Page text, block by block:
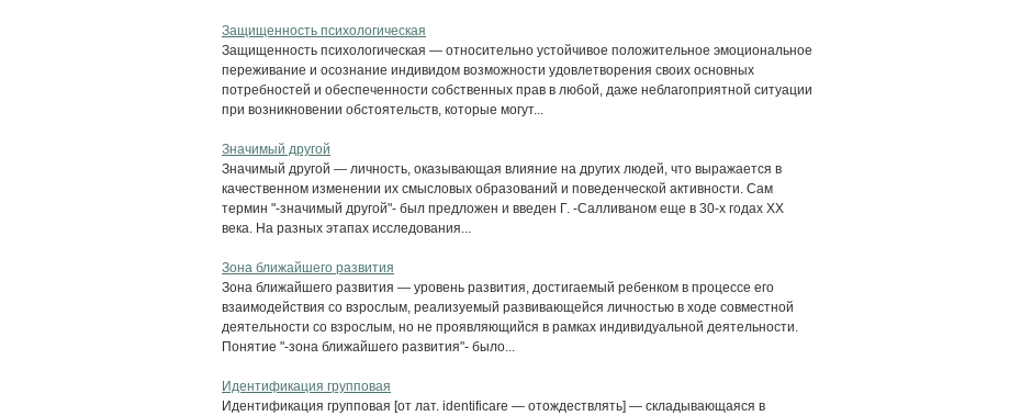
Защищенность психологическая
Защищенность психологическая — относительно устойчивое положительное эмоциональное
переживание и осознание индивидом возможности удовлетворения своих основных
потребностей и обеспеченности собственных прав в любой, даже неблагоприятной ситуации
при возникновении обстоятельств, которые могут...
Значимый другой
Значимый другой — личность, оказывающая влияние на других людей, что выражается в
качественном изменении их смысловых образований и поведенческой активности. Сам
термин "-значимый другой"- был предложен и введен Г. -Салливаном еще в 30-х годах XX
века. На разных этапах исследования...
Зона ближайшего развития
Зона ближайшего развития — уровень развития, достигаемый ребенком в процессе его
взаимодействия со взрослым, реализуемый развивающейся личностью в ходе совместной
деятельности со взрослым, но не проявляющийся в рамках индивидуальной деятельности.
Понятие "-зона ближайшего развития"- было...
Идентификация групповая
Идентификация групповая [от лат. identificare — отождествлять] — складывающаяся в